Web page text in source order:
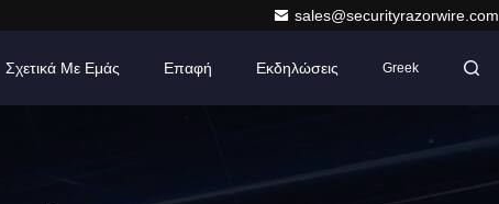
sales@securityrazorwire.com
Σχετικά Με Εμάς Επαφή Εκδηλώσεις Greek